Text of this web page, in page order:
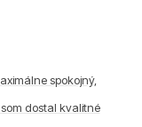
spokojný,
dostal kvalitné